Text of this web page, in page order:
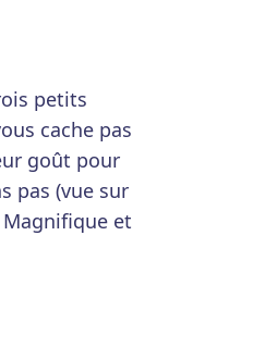
petits
cache pas
goût pour
pas (vue sur
et